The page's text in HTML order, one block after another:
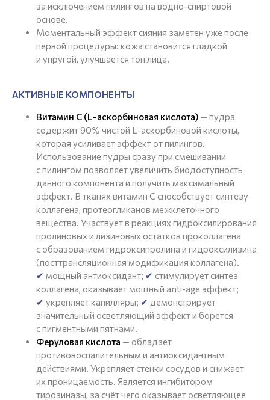
за исключением пилингов на водно-спиртовой
основе.
Моментальный эффект сияния заметен уже после
первой процедуры: кожа становится гладкой
и упругой, улучшается тон лица.
АКТИВНЫЕ КОМПОНЕНТЫ
Витамин С (L-аскорбиновая кислота) — пудра
содержит 90% чистой L-аскорбиновой кислоты,
которая усиливает эффект от пилингов.
Использование пудры сразу при смешивании
с пилингом позволяет увеличить биодоступность
данного компонента и получить максимальный
эффект. В тканях витамин С способствует синтезу
коллагена, протеогликанов межклеточного
вещества. Участвует в реакциях гидроксилирования
пролиновых и лизиновых остатков проколлагена
с образованием гидроксипролина и гидроксилизина
(посттрансляционная модификация коллагена).
✔ мощный антиоксидант; ✔ стимулирует синтез
коллагена, оказывает мощный anti-age эффект;
✔ укрепляет капилляры; ✔ демонстрирует
значительный осветляющий эффект и борется
с пигментными пятнами.
Феруловая кислота — обладает
противовоспалительным и антиоксидантным
действиями. Укрепляет стенки сосудов и снижает
их проницаемость. Является ингибитором
тирозиназы, за счёт чего оказывает осветляющее